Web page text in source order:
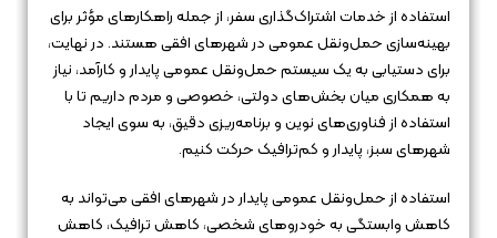
استفاده از خدمات اشتراک‌گذاری سفر، از جمله راهکارهای مؤثر برای
بهینه‌سازی حمل‌ونقل عمومی در شهرهای افقی هستند. در نهایت،
برای دستیابی به یک سیستم حمل‌ونقل عمومی پایدار و کارآمد، نیاز
به همکاری میان بخش‌های دولتی، خصوصی و مردم داریم تا با
استفاده از فناوری‌های نوین و برنامه‌ریزی دقیق، به سوی ایجاد
شهرهای سبز، پایدار و کم‌ترافیک حرکت کنیم.
استفاده از حمل‌ونقل عمومی پایدار در شهرهای افقی می‌تواند به
کاهش وابستگی به خودروهای شخصی، کاهش ترافیک، کاهش